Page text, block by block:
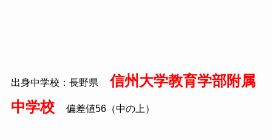
出身中学校：長野県
信州大学教育学部附属
中学校
偏差値56（中の上）